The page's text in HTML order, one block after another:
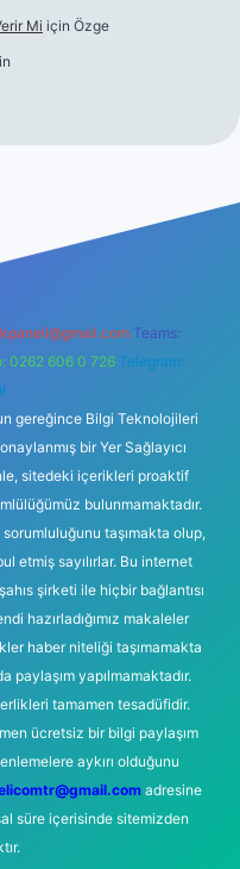
Mi için Özge
Teams:
0262 606 0 726 Telegram:
gereğince Bilgi Teknolojileri
bir Yer Sağlayıcı
sitedeki içerikleri proaktif
bulunmamaktadır.
taşımakta olup,
etmiş sayılırlar. Bu internet
şirketi ile hiçbir bağlantısı
hazırladığımız makaleler
haber niteliği taşımamakta
paylaşım yapılmamaktadır.
tamamen tesadüfidir.
ücretsiz bir bilgi paylaşım
aykırı olduğunu
adresine
süre içerisinde sitemizden